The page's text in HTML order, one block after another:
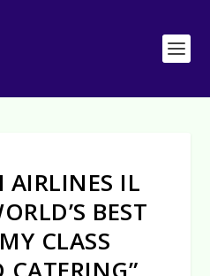
AIRLINES IL
BEST
CLASS